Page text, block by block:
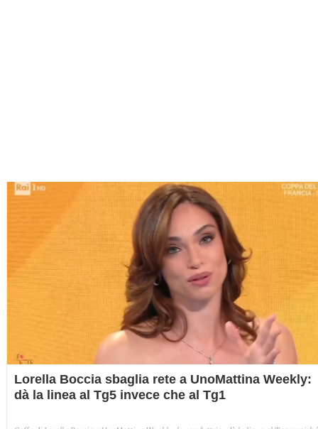
Lorella Boccia sbaglia rete a UnoMattina Weekly:
dà la linea al Tg5 invece che al Tg1